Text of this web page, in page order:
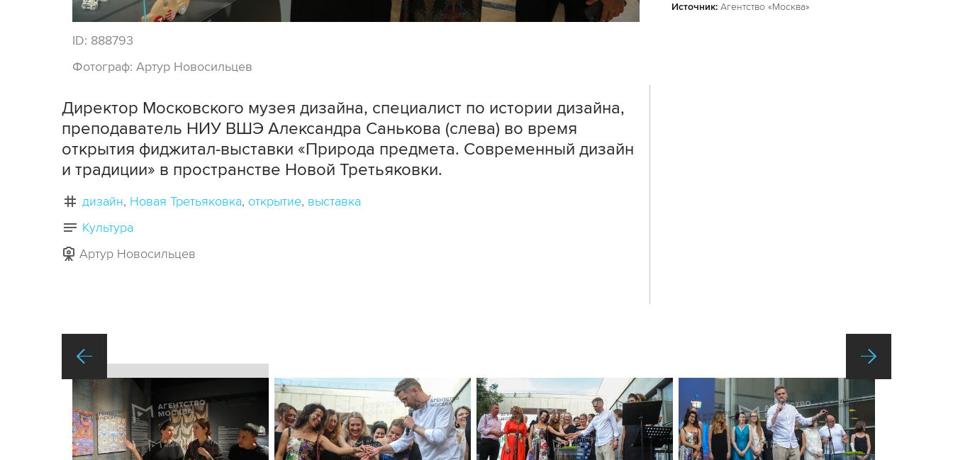
ID: 888793
Фотограф: Артур Новосильцев
Источник: Агентство «Москва»
Директор Московского музея дизайна, специалист по истории дизайна,
преподаватель НИУ ВШЭ Александра Санькова (слева) во время
открытия фиджитал-выставки «Природа предмета. Современный дизайн
и традиции» в пространстве Новой Третьяковки.
дизайн Новая Третьяковка открытие выставка
Культура
Артур Новосильцев